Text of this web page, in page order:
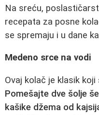
Na sreću,
recepata za posne
se spremaju i u dane
Medeno srce na vodi
Ovaj kolač je klasik
Pomešajte dve šolje
kašike džema od